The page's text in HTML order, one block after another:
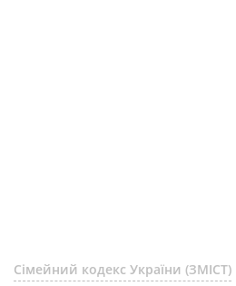
Сімейний кодекс України (ЗМІСТ)